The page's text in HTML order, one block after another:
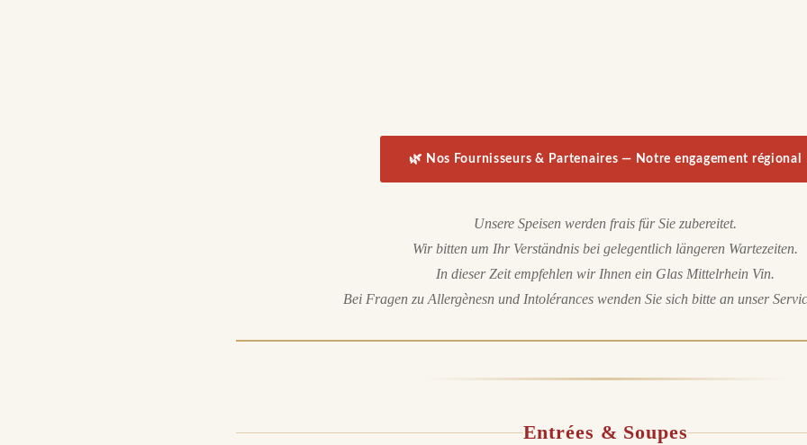
🌿 Nos Fournisseurs & Partenaires — Notre engagement régional
Unsere Speisen werden frais für Sie zubereitet.
Wir bitten um Ihr Verständnis bei gelegentlich längeren Wartezeiten.
In dieser Zeit empfehlen wir Ihnen ein Glas Mittelrhein Vin.
Bei Fragen zu Allergènesn und Intolérances wenden Sie sich bitte an unser
Entrées & Soupes